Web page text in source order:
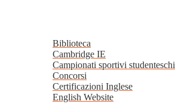
Biblioteca
Cambridge IE
Campionati sportivi studenteschi
Concorsi
Certificazioni Inglese
English Website